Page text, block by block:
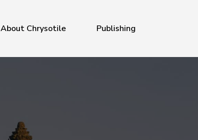
About Chrysotile Publishing